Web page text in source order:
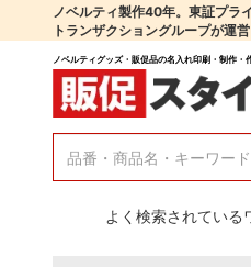
ノベルティ製作40年。東証プラ
トランザクショングループが運営
ノベルティグッズ・販促品の名入れ印刷・制作・
よく検索されている